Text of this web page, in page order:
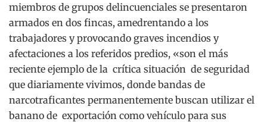
miembros de grupos delincuenciales se presentaron
armados en dos fincas, amedrentando a los
trabajadores y provocando graves incendios y
afectaciones a los referidos predios, «son el más
reciente ejemplo de la crítica situación de seguridad
que diariamente vivimos, donde bandas de
narcotraficantes permanentemente buscan utilizar el
banano de exportación como vehículo para sus